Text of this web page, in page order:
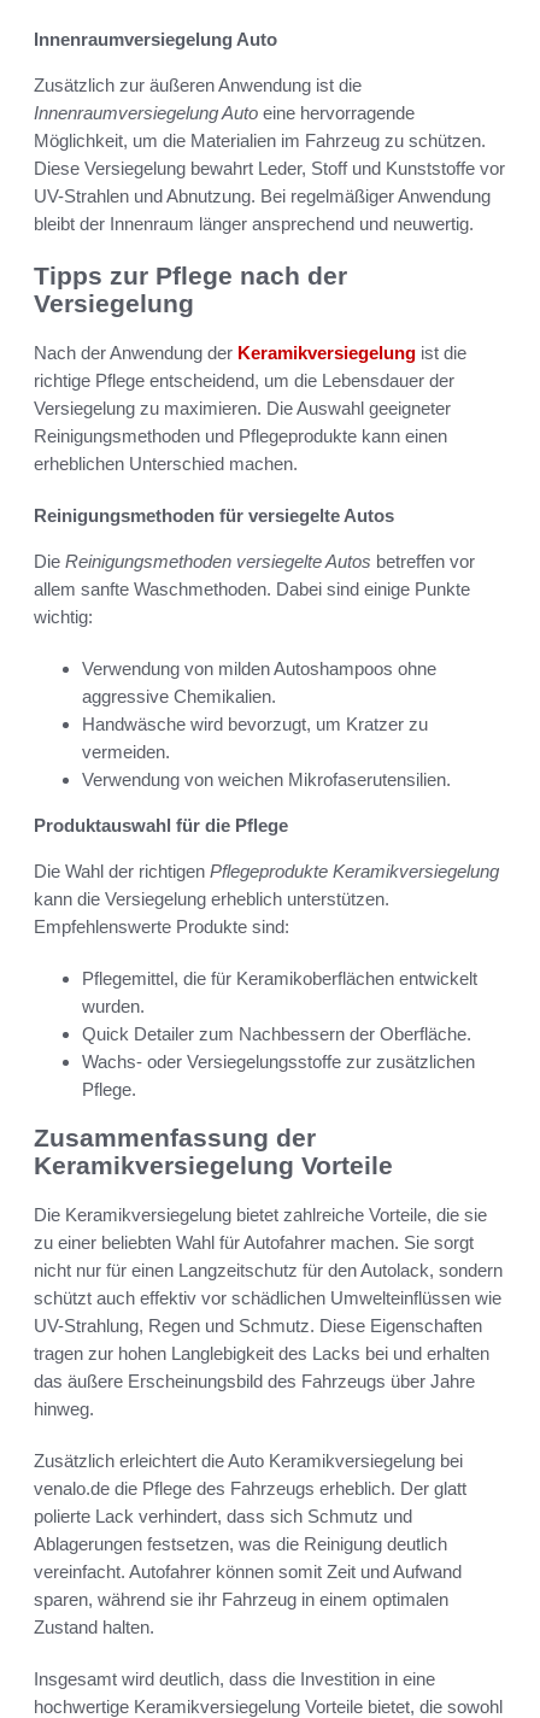
Innenraumversiegelung Auto
Zusätzlich zur äußeren Anwendung ist die
Innenraumversiegelung Auto eine hervorragende
Möglichkeit, um die Materialien im Fahrzeug zu schützen.
Diese Versiegelung bewahrt Leder, Stoff und Kunststoffe vor
UV-Strahlen und Abnutzung. Bei regelmäßiger Anwendung
bleibt der Innenraum länger ansprechend und neuwertig.
Tipps zur Pflege nach der
Versiegelung
Nach der Anwendung der Keramikversiegelung ist die
richtige Pflege entscheidend, um die Lebensdauer der
Versiegelung zu maximieren. Die Auswahl geeigneter
Reinigungsmethoden und Pflegeprodukte kann einen
erheblichen Unterschied machen.
Reinigungsmethoden für versiegelte Autos
Die Reinigungsmethoden versiegelte Autos betreffen vor
allem sanfte Waschmethoden. Dabei sind einige Punkte
wichtig:
Verwendung von milden Autoshampoos ohne
aggressive Chemikalien.
Handwäsche wird bevorzugt, um Kratzer zu
vermeiden.
Verwendung von weichen Mikrofaserutensilien.
Produktauswahl für die Pflege
Die Wahl der richtigen Pflegeprodukte Keramikversiegelung
kann die Versiegelung erheblich unterstützen.
Empfehlenswerte Produkte sind:
Pflegemittel, die für Keramikoberflächen entwickelt
wurden.
Quick Detailer zum Nachbessern der Oberfläche.
Wachs- oder Versiegelungsstoffe zur zusätzlichen
Pflege.
Zusammenfassung der
Keramikversiegelung Vorteile
Die Keramikversiegelung bietet zahlreiche Vorteile, die sie
zu einer beliebten Wahl für Autofahrer machen. Sie sorgt
nicht nur für einen Langzeitschutz für den Autolack, sondern
schützt auch effektiv vor schädlichen Umwelteinflüssen wie
UV-Strahlung, Regen und Schmutz. Diese Eigenschaften
tragen zur hohen Langlebigkeit des Lacks bei und erhalten
das äußere Erscheinungsbild des Fahrzeugs über Jahre
hinweg.
Zusätzlich erleichtert die Auto Keramikversiegelung bei
venalo.de die Pflege des Fahrzeugs erheblich. Der glatt
polierte Lack verhindert, dass sich Schmutz und
Ablagerungen festsetzen, was die Reinigung deutlich
vereinfacht. Autofahrer können somit Zeit und Aufwand
sparen, während sie ihr Fahrzeug in einem optimalen
Zustand halten.
Insgesamt wird deutlich, dass die Investition in eine
hochwertige Keramikversiegelung Vorteile bietet, die sowohl